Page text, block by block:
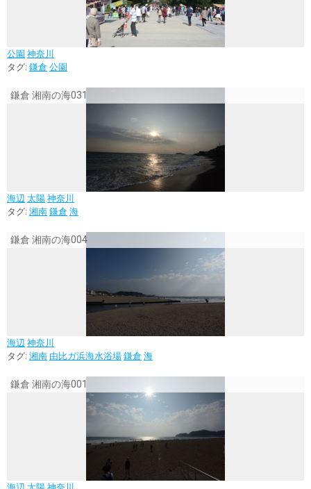
公園 神奈川
タグ: 鎌倉 公園
鎌倉 湘南の海031
海辺 太陽 神奈川
タグ: 湘南 鎌倉 海
鎌倉 湘南の海004
海辺 神奈川
タグ: 湘南 由比ガ浜海水浴場 鎌倉 海
鎌倉 湘南の海001